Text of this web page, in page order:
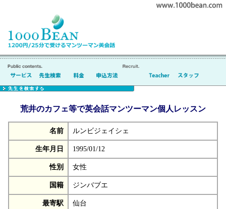
荒井のカフェ等で英会話マンツーマン個人レッスン
名前 ルンビジェイシェ
生年月日 1995/01/12
性別 女性
国籍 ジンバブエ
最寄駅 仙台